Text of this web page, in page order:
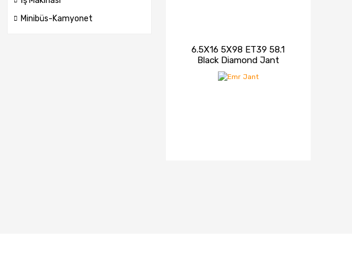
Minibüs-Kamyonet
6.5X16 5X98 ET39 58.1
Black Diamond Jant